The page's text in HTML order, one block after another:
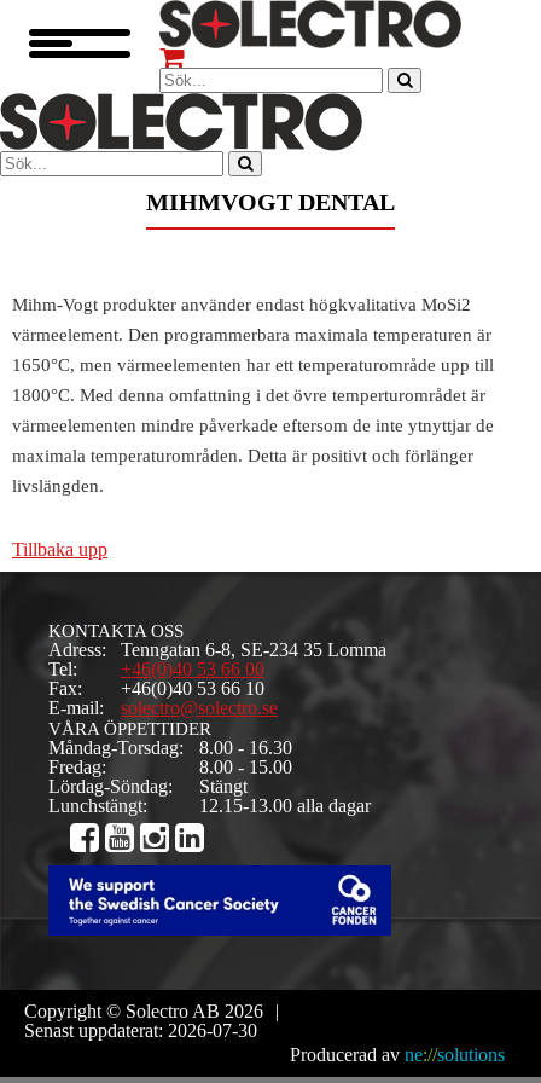
MIHMVOGT DENTAL
Mihm-Vogt produkter använder endast högkvalitativa MoSi2
värmeelement. Den programmerbara maximala temperaturen är
1650°C, men värmeelementen har ett temperaturområde upp till
1800°C. Med denna omfattning i det övre temperturområdet är
värmeelementen mindre påverkade eftersom de inte ytnyttjar de
maximala temperaturområden. Detta är positivt och förlänger
livslängden.
Tillbaka upp
KONTAKTA OSS
Adress:
Tenngatan 6-8, SE-234 35 Lomma
Tel:
+46(0)40 53 66 00
Fax:
+46(0)40 53 66 10
E-mail:
solectro@solectro.se
VÅRA ÖPPETTIDER
Måndag-Torsdag:
8.00 - 16.30
Fredag:
8.00 - 15.00
Lördag-Söndag:
Stängt
Lunchstängt:
12.15-13.00 alla dagar
Copyright © Solectro AB 2026
|
Senast uppdaterat: 2026-07-30
Producerad av ne://solutions